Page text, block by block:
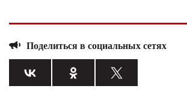
Поделиться в социальных сетях